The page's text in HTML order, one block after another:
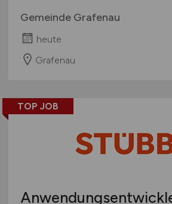
Gemeinde Grafenau
heute
Grafenau
TOP JOB